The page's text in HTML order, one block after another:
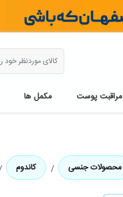
مراقبت پوست مکمل ها
محصولات جنسی کاندوم